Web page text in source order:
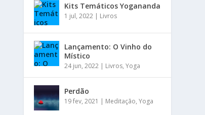
Kits Temáticos Yogananda
1 jul, 2022 | Livros
Lançamento: O Vinho do
Místico
24 jun, 2022 | Livros,Yoga
Perdão
19 fev, 2021 | Meditação,Yoga